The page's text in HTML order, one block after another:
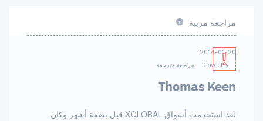
مراجعة مريبة
2014-01-20
Coventry
مراجعة مترجمة
Thomas Keen
لقد استخدمت أسواق XGLOBAL قبل بضعة أشهر وكان